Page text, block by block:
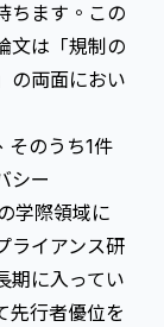
ちます。この
文は「規制の
の両面におい
そのうち1件
シー
学際領域に
ライアンス研
期に入ってい
先行者優位を